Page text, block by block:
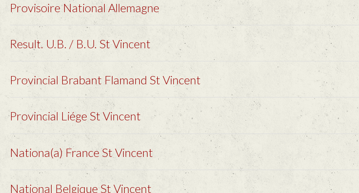
Provisoire National Allemagne
Result. U.B. / B.U. St Vincent
Provincial Brabant Flamand St Vincent
Provincial Liége St Vincent
Nationa(a) France St Vincent
National Belgique St Vincent